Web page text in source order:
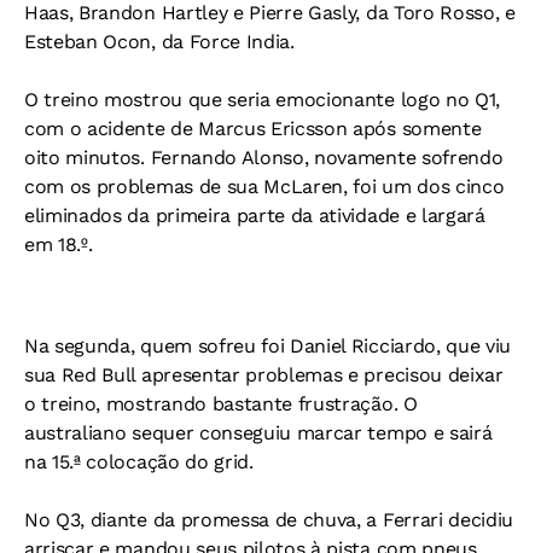
Haas, Brandon Hartley e Pierre Gasly, da Toro Rosso, e
Esteban Ocon, da Force India.
O treino mostrou que seria emocionante logo no Q1,
com o acidente de Marcus Ericsson após somente
oito minutos. Fernando Alonso, novamente sofrendo
com os problemas de sua McLaren, foi um dos cinco
eliminados da primeira parte da atividade e largará
em 18.º.
Na segunda, quem sofreu foi Daniel Ricciardo, que viu
sua Red Bull apresentar problemas e precisou deixar
o treino, mostrando bastante frustração. O
australiano sequer conseguiu marcar tempo e sairá
na 15.ª colocação do grid.
No Q3, diante da promessa de chuva, a Ferrari decidiu